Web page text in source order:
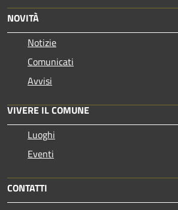
NOVITÀ
Notizie
Comunicati
Avvisi
VIVERE IL COMUNE
Luoghi
Eventi
CONTATTI